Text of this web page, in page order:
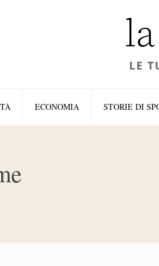
ECONOMIA STORIE DI